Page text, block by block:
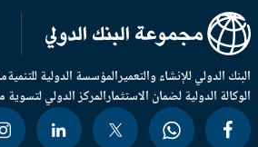
الدولي للإنشاء والتعميرالمؤسسة الدولية للتنمية
الدولية لضمان الاستثمارالمركز الدولي لتسوية